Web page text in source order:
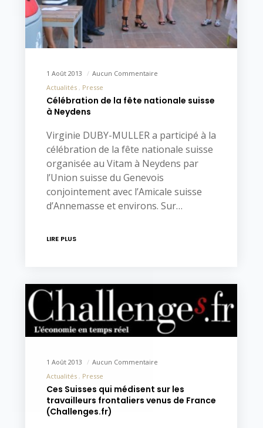
1 Août 2013
Aucun Commentaire
Actualités
Presse
Célébration de la fête nationale suisse
à Neydens
Virginie DUBY-MULLER a participé à la
célébration de la fête nationale suisse
organisée au Vitam à Neydens par
l’Union suisse du Genevois
conjointement avec l’Amicale suisse
d’Annemasse et environs. Sur…
LIRE PLUS
1 Août 2013
Aucun Commentaire
Actualités
Presse
Ces Suisses qui médisent sur les
travailleurs frontaliers venus de France
(Challenges.fr)